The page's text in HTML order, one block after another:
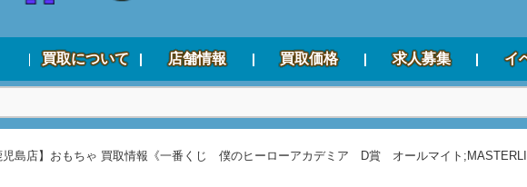
買取について 店舗情報 買取価格 求人募集 イ
児島店】おもちゃ 買取情報《一番くじ 僕のヒーローアカデミア D賞 オールマイト